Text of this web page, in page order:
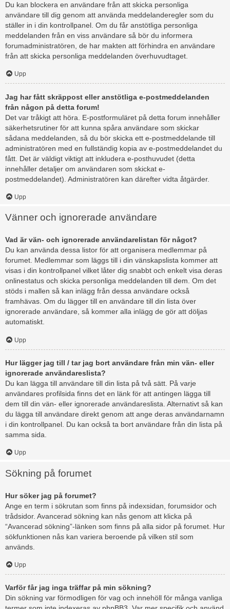
Du kan blockera en användare från att skicka personliga
användare till dig genom att använda meddelanderegler som du
ställer in i din kontrollpanel. Om du får anstötliga personliga
meddelanden från en viss användare så bör du informera
forumadministratören, de har makten att förhindra en användare
från att skicka personliga meddelanden överhuvudtaget.
Upp
Jag har fått skräppost eller anstötliga e-postmeddelanden
från någon på detta forum!
Det var tråkigt att höra. E-postformuläret på detta forum innehåller
säkerhetsrutiner för att kunna spåra användare som skickar
sådana meddelanden, så du bör skicka ett e-postmeddelande till
administratören med en fullständig kopia av e-postmeddelandet du
fått. Det är väldigt viktigt att inkludera e-posthuvudet (detta
innehåller detaljer om användaren som skickat e-
postmeddelandet). Administratören kan därefter vidta åtgärder.
Upp
Vänner och ignorerade användare
Vad är vän- och ignorerade användarelistan för något?
Du kan använda dessa listor för att organisera medlemmar på
forumet. Medlemmar som läggs till i din vänskapslista kommer att
visas i din kontrollpanel vilket låter dig snabbt och enkelt visa deras
onlinestatus och skicka personliga meddelanden till dem. Om det
stöds i mallen så kan inlägg från dessa användare också
framhävas. Om du lägger till en användare till din lista över
ignorerade användare, så kommer alla inlägg de gör att döljas
automatiskt.
Upp
Hur lägger jag till / tar jag bort användare från min vän- eller
ignorerade användareslista?
Du kan lägga till användare till din lista på två sätt. På varje
användares profilsida finns det en länk för att antingen lägga till
dem till din vän- eller ignorerade användareslista. Alternativt så kan
du lägga till användare direkt genom att ange deras användarnamn
i din kontrollpanel. Du kan också ta bort användare från din lista på
samma sida.
Upp
Sökning på forumet
Hur söker jag på forumet?
Ange en term i sökrutan som finns på indexsidan, forumsidor och
trådsidor. Avancerad sökning kan nås genom att klicka på
“Avancerad sökning”-länken som finns på alla sidor på forumet. Hur
sökfunktionen nås kan variera beroende på vilken stil som
används.
Upp
Varför får jag inga träffar på min sökning?
Din sökning var förmodligen för vag och innehöll för många vanliga